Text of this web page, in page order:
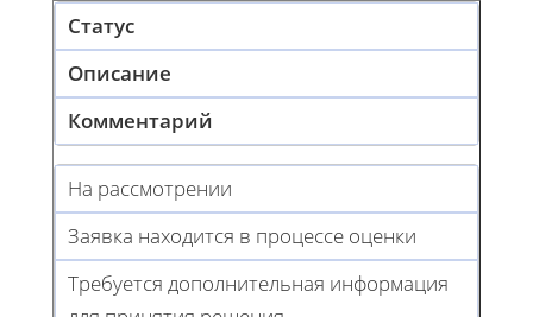
Статус
Описание
Комментарий
На рассмотрении
Заявка находится в процессе оценки
Требуется дополнительная информация